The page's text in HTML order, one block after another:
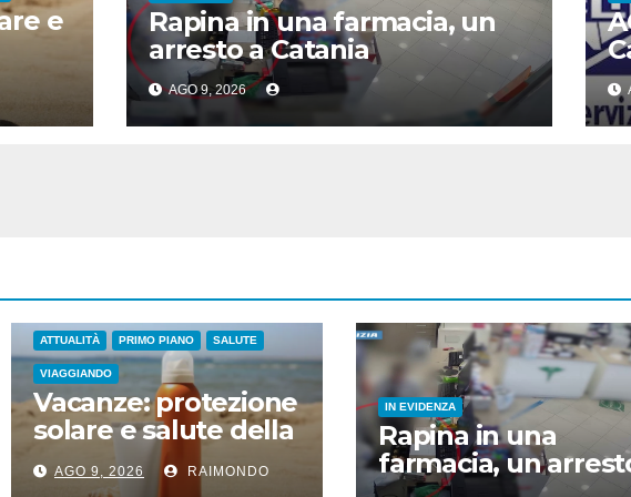
e
Rapina in una farmacia, un
arresto a Catania
AGO 9, 2026
ATTUALITÀ PRIMO PIANO SALUTE
VIAGGIANDO
Vacanze: protezione
solare e salute della
pelle, cosa dicono le
evidenze
AGO 9, 2026 RAIMONDO
IN EVIDENZA
Rapina in una
farmacia, un